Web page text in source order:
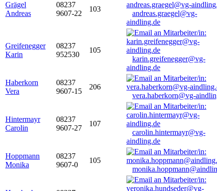
Grägel
Andreas
08237
9607-22
103
andreas.graegel@vg-
aindling.de
Greifenegger
Karin
08237
952530
105
karin.greifenegger@vg-
aindling.de
Haberkorn
Vera
08237
9607-15
206
vera.haberkorn@vg-
Hintermayr
Carolin
08237
9607-27
107
carolin.hintermayr@vg-
aindling.de
Hoppmann
Monika
08237
9607-0
105